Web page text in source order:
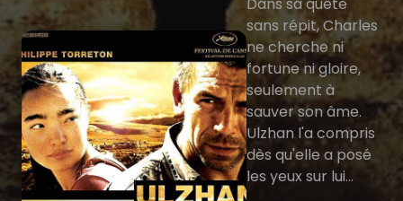
Dans sa quête
sans répit, Charles
ne cherche ni
fortune ni gloire,
seulement à
sauver son âme.
Ulzhan l'a compris
dès qu'elle a posé
les yeux sur lui...